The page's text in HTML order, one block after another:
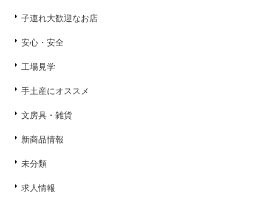
子連れ大歓迎なお店
安心・安全
工場見学
手土産にオススメ
文房具・雑貨
新商品情報
未分類
求人情報